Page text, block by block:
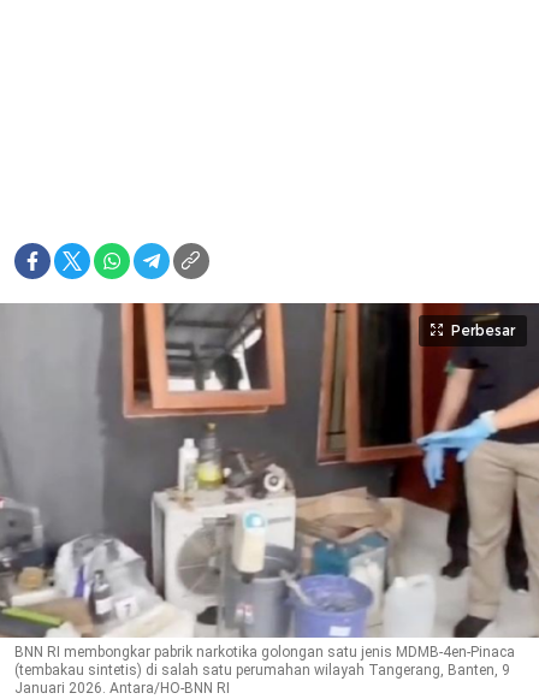
Perbesar
BNN RI membongkar pabrik narkotika golongan satu jenis MDMB-4en-Pinaca
(tembakau sintetis) di salah satu perumahan wilayah Tangerang, Banten, 9
Januari 2026. Antara/HO-BNN RI